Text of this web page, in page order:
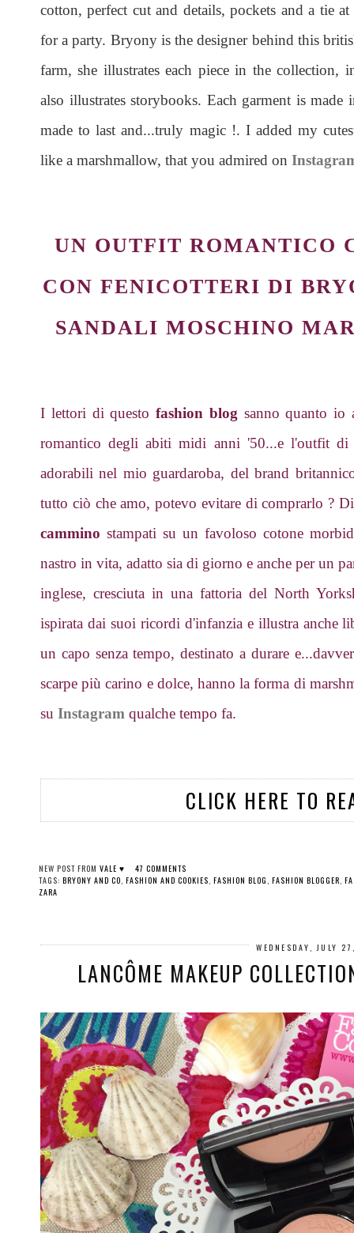
cotton, perfect cut and details, pockets and a tie
for a party. Bryony is the designer behind this
farm, she illustrates each piece in the collection,
also illustrates storybooks. Each garment is
made to last and...truly magic !. I added my
like a marshmallow, that you admired on
UN OUTFIT ROMANTICO
CON FENICOTTERI DI
SANDALI MOSCHINO
I lettori di questofashion blog sanno quanto io
romantico degli abiti midi anni '50...e l'outfit
adorabili nel mio guardaroba, del brand
tutto ciò che amo, potevo evitare di comprarlo ?
cammino stampati su un favoloso cotone
nastro in vita, adatto sia di giorno e anche per un
inglese, cresciuta in una fattoria del North
ispirata dai suoi ricordi d'infanzia e illustra anche
un capo senza tempo, destinato a durare
scarpe più carino e dolce, hanno la forma di
su Instagram qualche tempo fa.
CLICK HERE TO
NEW POST FROM VALE ♥
47 COMMENTS
TAGS: BRYONY AND CO FASHION AND COOKIES FASHION BLOG FASHION BLOGGER
ZARA
WEDNESDAY, JULY
LANCÔME MAKEUP